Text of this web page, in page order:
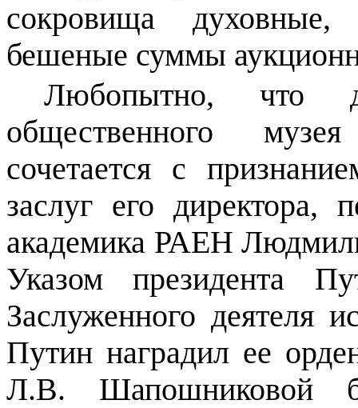
сокровища
бешеные суммы
Любопытно, что
общественного
сочетается с
заслуг его директора,
академика РАЕН
Указом президента
Заслуженного деятеля
Путин наградил ее
Л.В. Шапошниковой